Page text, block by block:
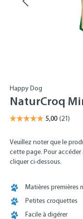
Happy Dog
NaturCroq
Veuillez noter que le
cette page. Pour
cliquer ci-dessous.
Matières premières
Petites croquettes
Facile à digérer